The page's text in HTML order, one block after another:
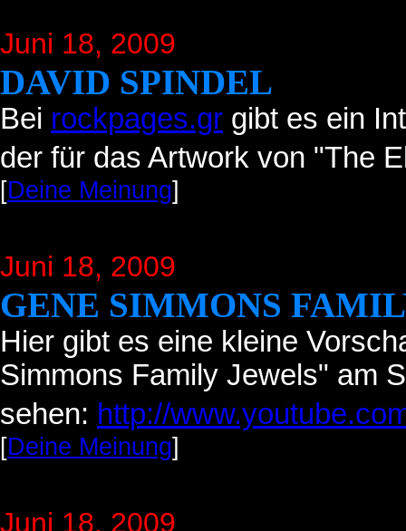
Juni 18, 2009
DAVID SPINDEL
Bei rockpages.gr gibt es ein
der für das Artwork von "The
[Deine Meinung]
Juni 18, 2009
GENE SIMMONS
Hier gibt es eine kleine
Simmons Family Jewels" am
sehen: http://
[Deine Meinung]
Juni 18, 2009